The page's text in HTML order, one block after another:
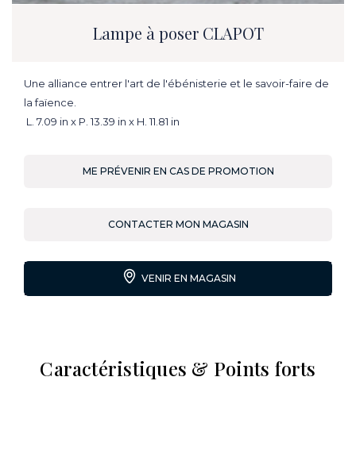
Lampe à poser CLAPOT
Une alliance entrer l'art de l'ébénisterie et le savoir-faire de
la faïence.
L. 7.09 in x P. 13.39 in x H. 11.81 in
ME PRÉVENIR EN CAS DE PROMOTION
CONTACTER MON MAGASIN
VENIR EN MAGASIN
Caractéristiques & Points forts